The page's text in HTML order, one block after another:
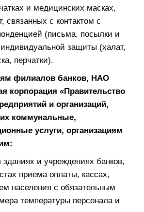
и медицинских масках,
связанных с контактом с
(письма, посылки и
защиты (халат,
перчатки).
филиалов банков, НАО
корпорация «Правительство
и организаций,
коммунальные,
услуги, организациям
зданиях и учреждениях банков,
приема оплаты, кассах,
населения с обязательным
температуры персонала и